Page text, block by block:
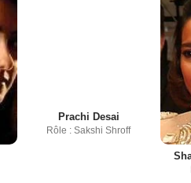
Prachi Desai
Rôle : Sakshi Shroff